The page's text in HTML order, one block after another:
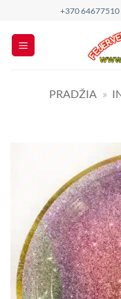
content
+370 64677510
PRADŽIA »